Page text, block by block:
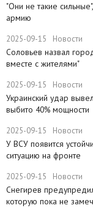
"Они не такие
армию
2025-09-15 Новости
Соловьев назвал
вместе с жителями"
2025-09-15 Новости
​Украинский удар
выбито 40% мощности
2025-09-15 Новости
У ВСУ появится
ситуацию на фронте
2025-09-15 Новости
Снегирев
которую пока не